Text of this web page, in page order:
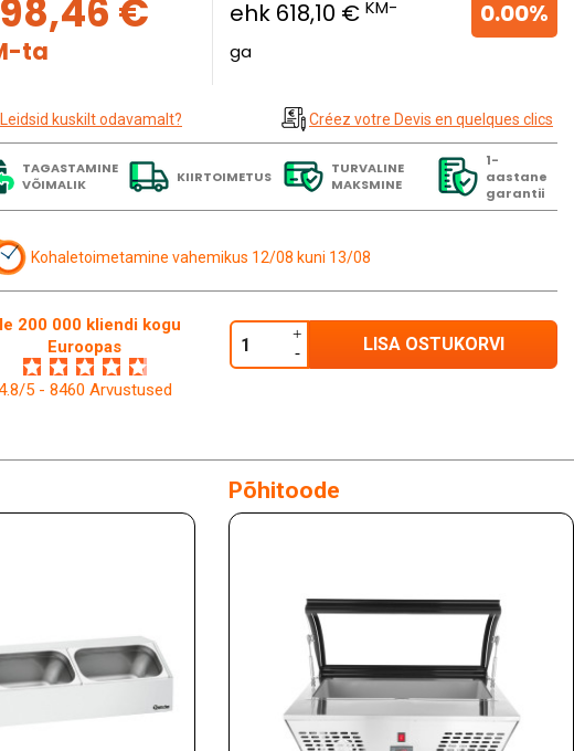
€
ta
ehk 618,10 €KM-
ga
0.00%
Leidsid kuskilt odavamalt? Créez votre Devis en quelques clics
TAGASTAMINE
VÕIMALIK
KIIRTOIMETUS
TURVALINE
MAKSMINE
1-
aastane
garantii
Kohaletoimetamine vahemikus 12/08 kuni 13/08
200 000 kliendi kogu
Euroopas
5 - 8460 Arvustused
LISA OSTUKORVI
Põhitoode